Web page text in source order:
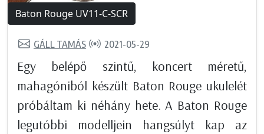
Baton Rouge UV11-C-SCR
GÁLL TAMÁS 2021-05-29
Egy belépő szintű, koncert méretű,
mahagóniból készült Baton Rouge ukulelét
próbáltam ki néhány hete. A Baton Rouge
legutóbbi modelljein hangsúlyt kap az